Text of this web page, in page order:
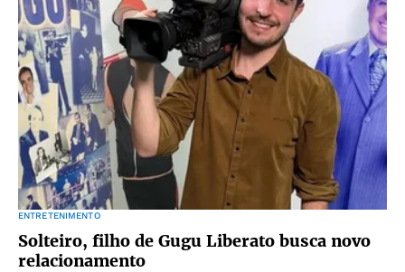
ENTRETENIMENTO
Solteiro, filho de Gugu Liberato busca novo
relacionamento